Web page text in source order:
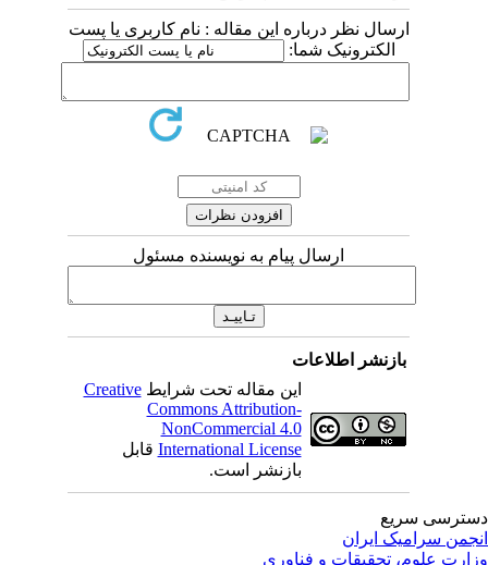
ارسال نظر درباره این مقاله : نام کاربری یا پست
الکترونیک شما:
ارسال پیام به نویسنده مسئول
بازنشر اطلاعات
این مقاله تحت شرایطCreative
Commons Attribution-
NonCommercial 4.0
International Licenseقابل
بازنشر است.
سریع
سرامیک ایران
علوم، تحقیقات و فناوری